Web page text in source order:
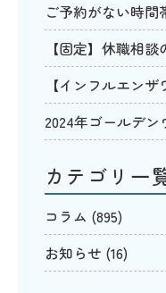
ご予約がない時間
【固定】休職相
【インフルエン
2024年ゴールデ
カテゴリ一
コラム (895)
お知らせ (16)